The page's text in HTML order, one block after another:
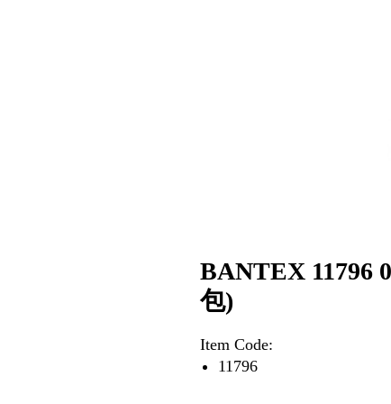
BANTEX 11796
包)
Item Code:
11796